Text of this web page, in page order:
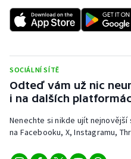
Sportovní střelba
Triatlon
Vodní slalom
SOCIÁLNÍ SÍTĚ
Odteď vám už nic
i na dalších
Nenechte si nikde ujít
na Facebooku, X, Instagramu,